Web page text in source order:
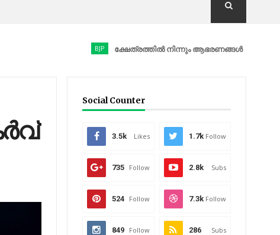
ക്ഷേത്രത്തിൽ നിന്നും ആഭരണങ്ങൾ കവർന്നു; ബിജെപി
Social Counter
3.5k Likes 1.7k Follow
735 Follow 2.8k Subs
524 Follow 7.3k Follow
849 Follow 286 Subs